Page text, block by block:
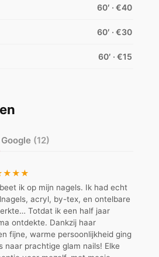
60′ · €40
60′ · €30
60′ · €15
Google (12)
ik op mijn nagels. Ik had echt
acryl, by-tex, en ontelbare
Totdat ik een half jaar
ontdekte. Dankzij haar
fijne, warme persoonlijkheid ging
naar prachtige glam nails! Elke